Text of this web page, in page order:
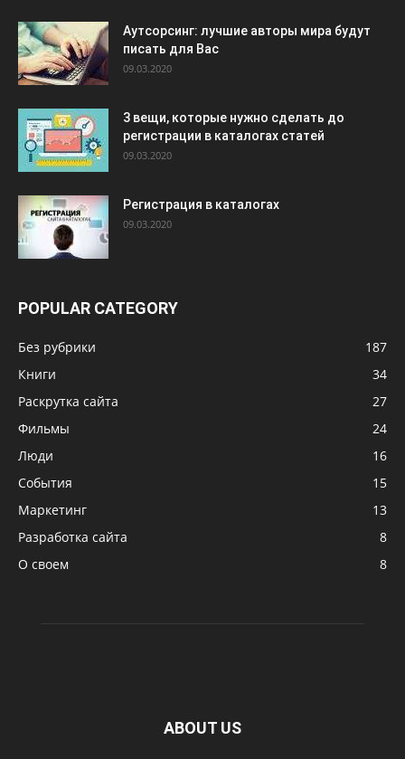
Аутсорсинг: лучшие авторы мира будут
писать для Вас
09.03.2020
3 вещи, которые нужно сделать до
регистрации в каталогах статей
09.03.2020
Регистрация в каталогах
09.03.2020
POPULAR CATEGORY
Без рубрики
187
Книги
34
Раскрутка сайта
27
Фильмы
24
Люди
16
События
15
Маркетинг
13
Разработка сайта
8
О своем
8
ABOUT US